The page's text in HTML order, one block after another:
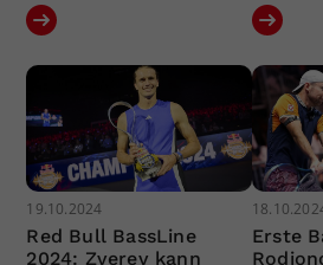
19.10.2024
Red Bull BassLine
2024: Zverev kann
Erste